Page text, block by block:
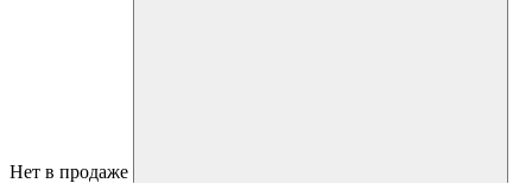
Нет в продаже